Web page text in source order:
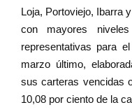
Loja, Portoviejo, Ibarra
con mayores
representativas para
marzo último,
sus carteras vencidas
10,08 por ciento de la